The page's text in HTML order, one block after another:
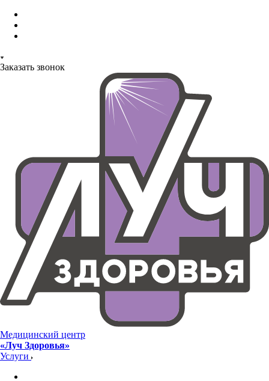
Заказать звонок
Медицинский центр
«Луч Здоровья»
Услуги